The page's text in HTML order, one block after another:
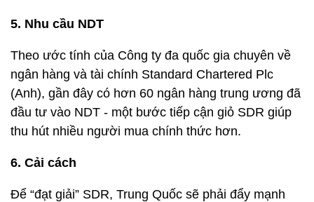
5. Nhu cầu NDT
Theo ước tính của Công ty đa quốc gia chuyên về
ngân hàng và tài chính Standard Chartered Plc
(Anh), gần đây có hơn 60 ngân hàng trung ương đã
đầu tư vào NDT - một bước tiếp cận giỏ SDR giúp
thu hút nhiều người mua chính thức hơn.
6. Cải cách
Để “đạt giải” SDR, Trung Quốc sẽ phải đẩy mạnh